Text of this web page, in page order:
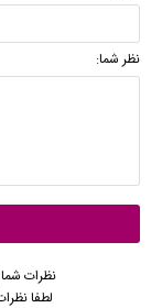
نظر شما:
نظرات
لطفا